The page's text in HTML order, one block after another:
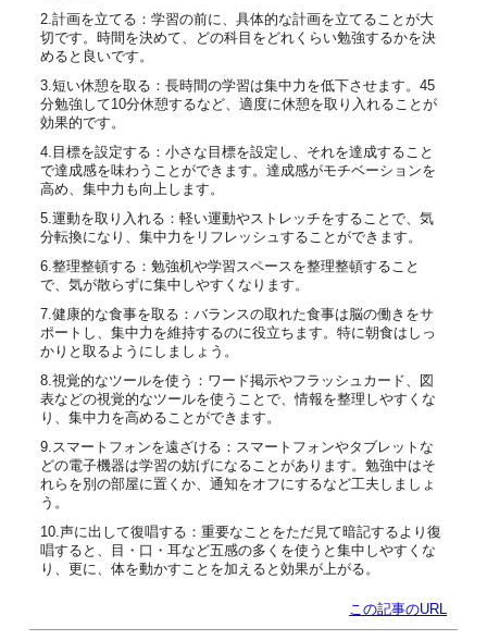
2.計画を立てる：学習の前に、具体的な計画を立てることが大
切です。時間を決めて、どの科目をどれくらい勉強するかを決
めると良いです。
3.短い休憩を取る：長時間の学習は集中力を低下させます。45
分勉強して10分休憩するなど、適度に休憩を取り入れることが
効果的です。
4.目標を設定する：小さな目標を設定し、それを達成すること
で達成感を味わうことができます。達成感がモチベーションを
高め、集中力も向上します。
5.運動を取り入れる：軽い運動やストレッチをすることで、気
分転換になり、集中力をリフレッシュすることができます。
6.整理整頓する：勉強机や学習スペースを整理整頓すること
で、気が散らずに集中しやすくなります。
7.健康的な食事を取る：バランスの取れた食事は脳の働きをサ
ポートし、集中力を維持するのに役立ちます。特に朝食はしっ
かりと取るようにしましょう。
8.視覚的なツールを使う：ワード掲示やフラッシュカード、図
表などの視覚的なツールを使うことで、情報を整理しやすくな
り、集中力を高めることができます。
9.スマートフォンを遠ざける：スマートフォンやタブレットな
どの電子機器は学習の妨げになることがあります。勉強中はそ
れらを別の部屋に置くか、通知をオフにするなど工夫しましょ
う。
10.声に出して復唱する：重要なことをただ見て暗記するより復
唱すると、目・口・耳など五感の多くを使うと集中しやすくな
り、更に、体を動かすことを加えると効果が上がる。
この記事のURL